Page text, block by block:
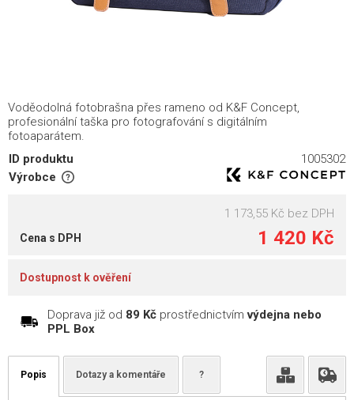
Voděodolná fotobrašna přes rameno od K&F Concept,
profesionální taška pro fotografování s digitálním
fotoaparátem.
ID produktu
1005302
Výrobce
1 173,55 Kč bez DPH
1 420 Kč
Cena s DPH
Dostupnost k ověření
Doprava již od 89 Kč prostřednictvímvýdejna nebo
PPL Box
Popis Dotazy a komentáře ?